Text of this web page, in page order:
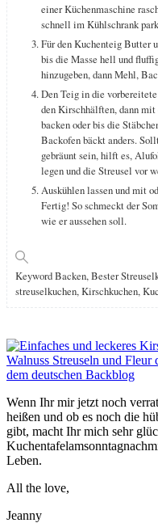
einer Küchenmaschine
schnell im Kühlschrank
Für den Kuchenteig Butter
bis die Masse hell und
hinzugeben, dann Mehl,
Den Teig in die
den Kirschhälften, dann
backen oder bis die
Backofen bäckt anders.
gebräunt sein, hilft es,
legen und die Streusel vor
Auskühlen lassen und mit
Fertig! So schmeckt der
wie er aussehen soll.
KeywordBacken, Bester
streuselkuchen, Kirschkuchen,
Wenn Ihr mir jetzt noch
heißen und ob es noch die
gibt, macht Ihr mich sehr
Leben.
All the love,
Jeanny